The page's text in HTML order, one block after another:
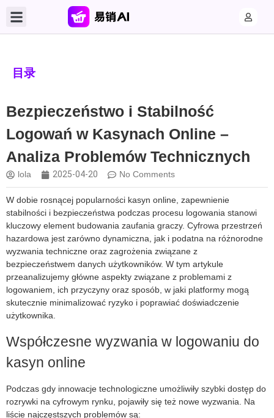
目录
Bezpieczeństwo i Stabilność
Logowań w Kasynach Online –
Analiza Problemów Technicznych
lola 2025-04-20 No Comments
W dobie rosnącej popularności kasyn online, zapewnienie
stabilności i bezpieczeństwa podczas procesu logowania stanowi
kluczowy element budowania zaufania graczy. Cyfrowa przestrzeń
hazardowa jest zarówno dynamiczna, jak i podatna na różnorodne
wyzwania techniczne oraz zagrożenia związane z
bezpieczeństwem danych użytkowników. W tym artykule
przeanalizujemy główne aspekty związane z problemami z
logowaniem, ich przyczyny oraz sposób, w jaki platformy mogą
skutecznie minimalizować ryzyko i poprawiać doświadczenie
użytkownika.
Współczesne wyzwania w logowaniu do
kasyn online
Podczas gdy innowacje technologiczne umożliwiły szybki dostęp do
rozrywki na cyfrowym rynku, pojawiły się też nowe wyzwania. Na
liście najczęstszych problemów są: